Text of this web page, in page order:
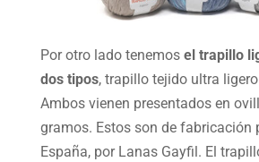
Por otro lado tenemosel trapillo
dos tipos, trapillo tejido ultra
Ambos vienen presentados en
gramos. Estos son de fabricación
España, por Lanas Gayfil. El